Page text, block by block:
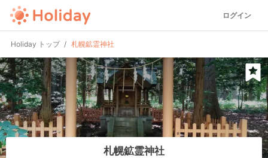
ログイン
Holiday トップ 札幌鉱霊神社
札幌鉱霊神社